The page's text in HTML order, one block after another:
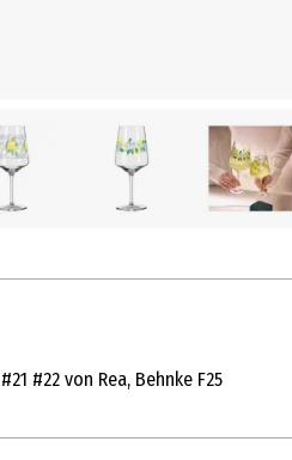
#22 von Rea, Behnke F25